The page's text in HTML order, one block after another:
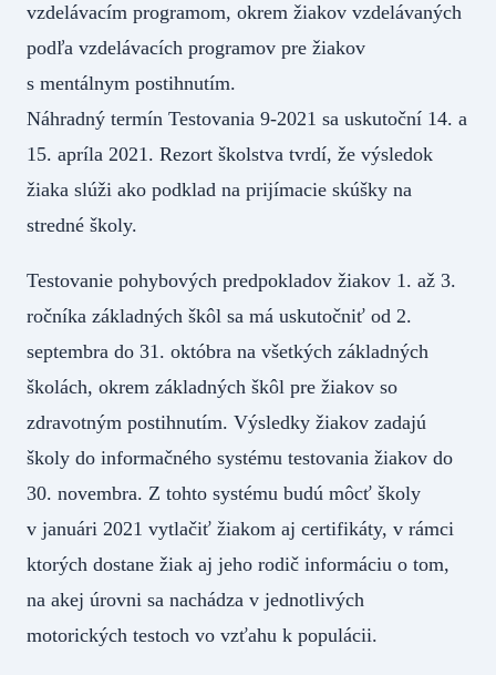
vzdelávacím programom, okrem žiakov vzdelávaných
podľa vzdelávacích programov pre žiakov
s mentálnym postihnutím.
Náhradný termín Testovania 9-2021 sa uskutoční 14. a
15. apríla 2021. Rezort školstva tvrdí, že výsledok
žiaka slúži ako podklad na prijímacie skúšky na
stredné školy.
Testovanie pohybových predpokladov žiakov 1. až 3.
ročníka základných škôl sa má uskutočniť od 2.
septembra do 31. októbra na všetkých základných
školách, okrem základných škôl pre žiakov so
zdravotným postihnutím. Výsledky žiakov zadajú
školy do informačného systému testovania žiakov do
30. novembra. Z tohto systému budú môcť školy
v januári 2021 vytlačiť žiakom aj certifikáty, v rámci
ktorých dostane žiak aj jeho rodič informáciu o tom,
na akej úrovni sa nachádza v jednotlivých
motorických testoch vo vzťahu k populácii.